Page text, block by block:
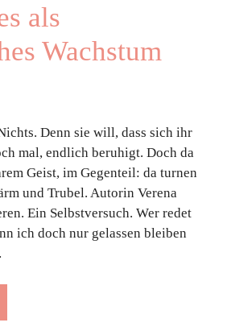
als
Wachstum
Denn sie will, dass sich ihr
mal, endlich beruhigt. Doch da
Geist, im Gegenteil: da turnen
und Trubel. Autorin Verena
Ein Selbstversuch. Wer redet
ich doch nur gelassen bleiben